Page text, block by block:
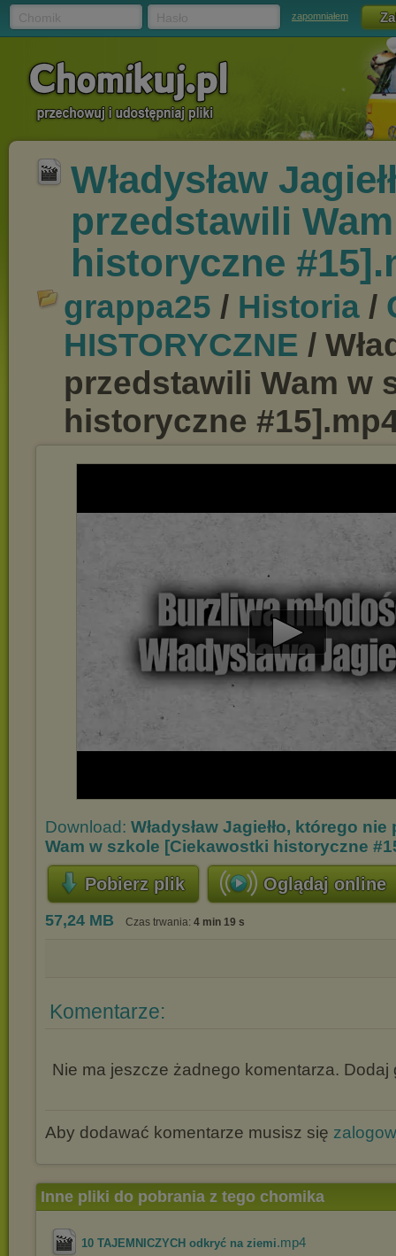
zapomniałem
Władysław
przedstawili
historyczne
grappa25 / Historia /
HISTORYCZNE /
przedstawili Wam w
historyczne
Play
Video
Download: Władysław Jagiełło, którego
Wam w szkole [Ciekawostki historyczne
Pobierz plik Oglądaj online
57,24 MB Czas trwania: 4 min 19 s
Komentarze:
Nie ma jeszcze żadnego komentarza. Dodaj
Aby dodawać komentarze musisz się
Inne pliki do pobrania z tego chomika
10 TAJEMNICZYCH odkryć na ziemi.mp4